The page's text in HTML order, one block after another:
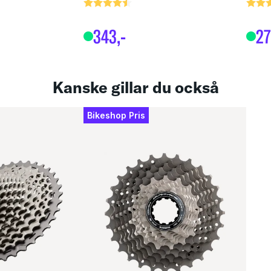
Betyg:
4.9 utav 5 stjärnor
343,-
4.6
Kanske gillar du också
Bikeshop Pris